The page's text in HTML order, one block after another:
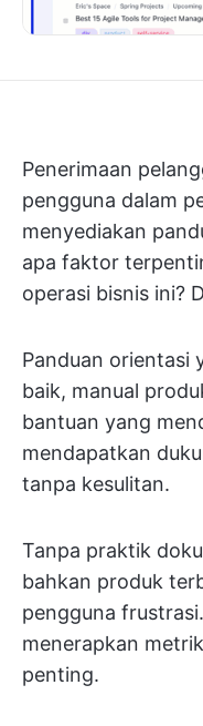
Penerimaan
pengguna dalam
menyediakan
apa faktor
operasi bisnis ini?
Panduan orientasi
baik, manual
bantuan yang
mendapatkan
tanpa kesulitan.
Tanpa praktik
bahkan produk
pengguna
menerapkan
penting.